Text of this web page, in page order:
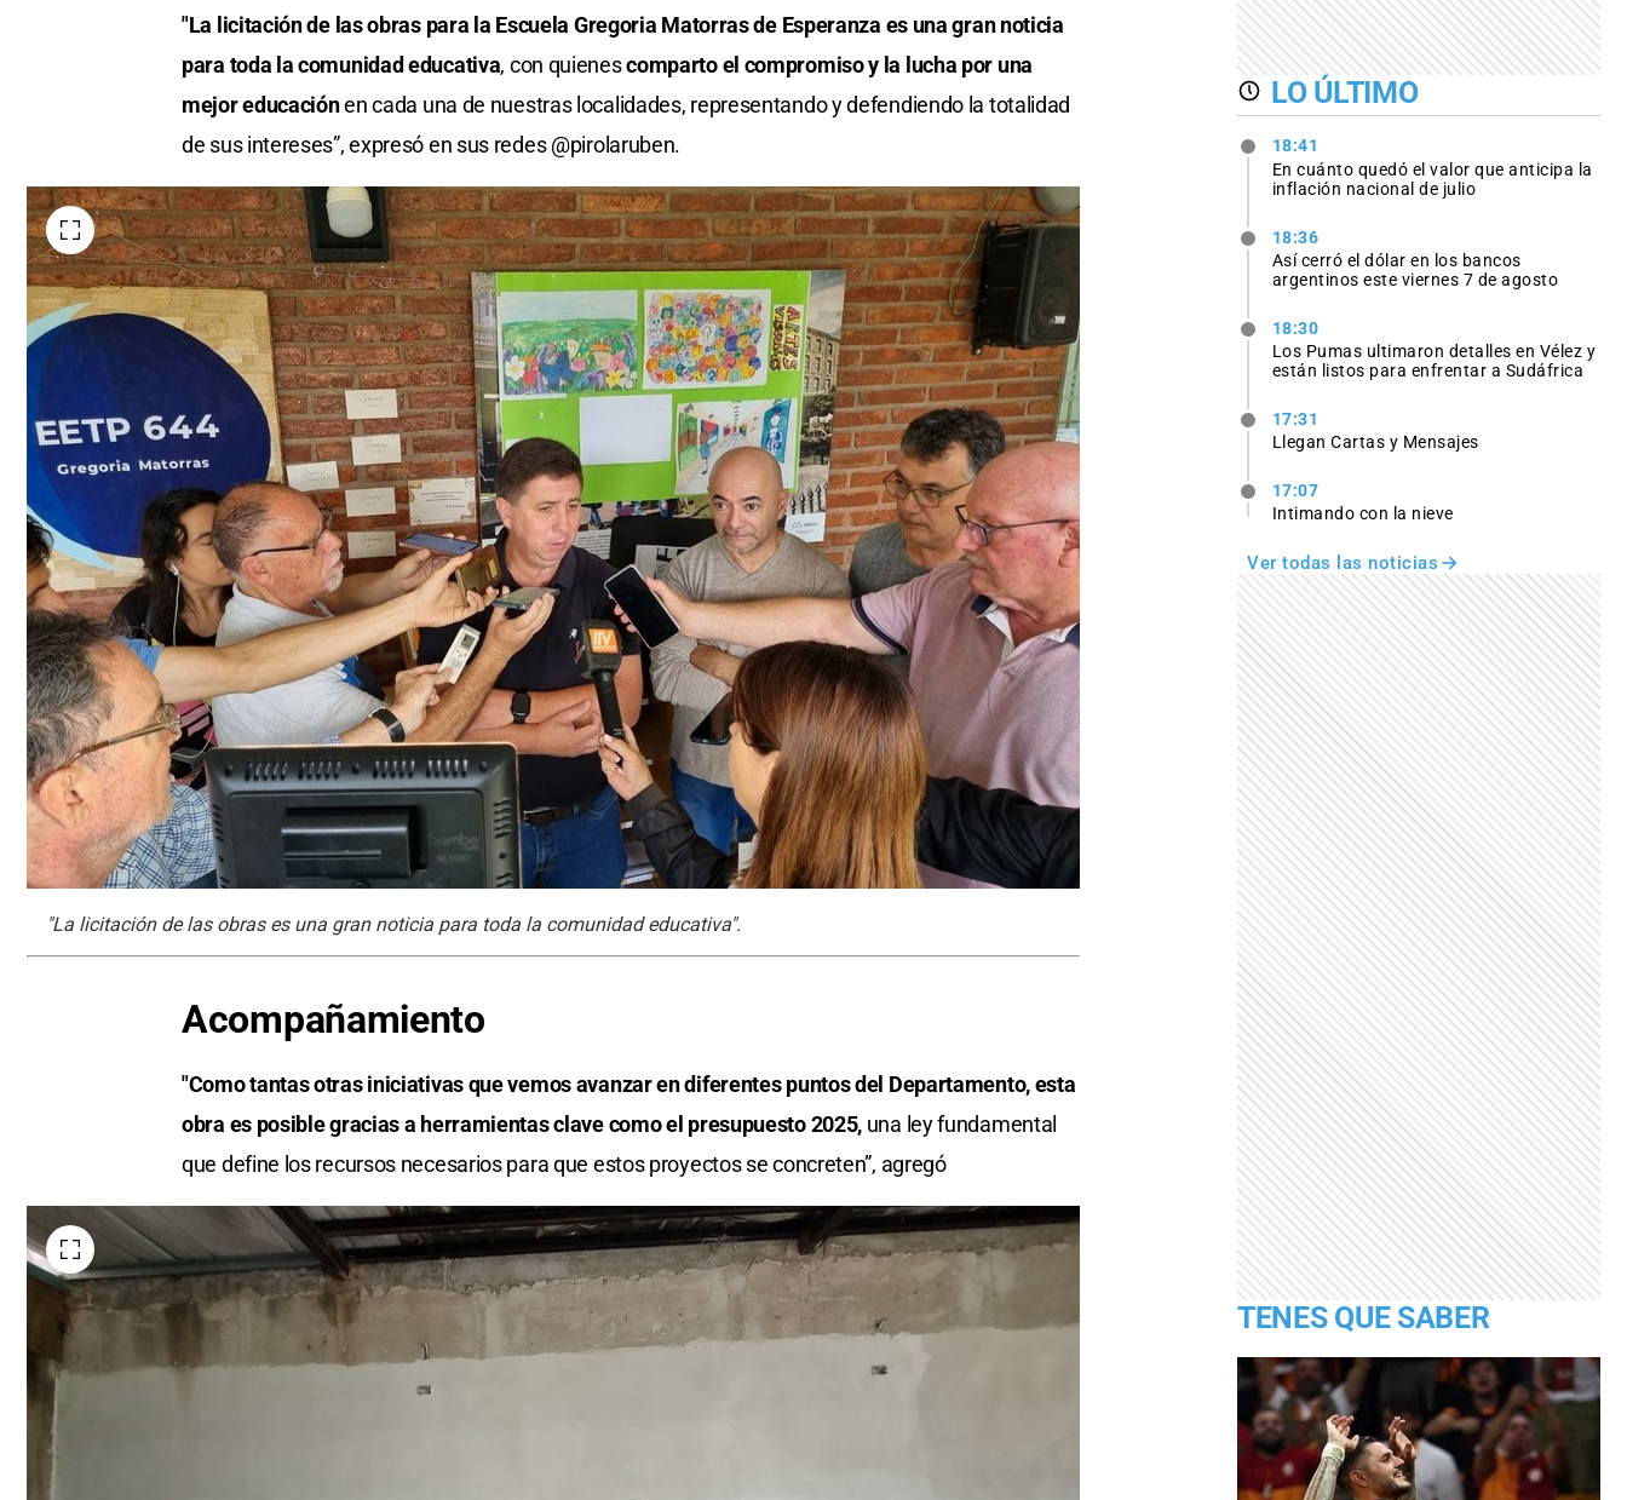
"La licitación de las obras para la Escuela Gregoria Matorras de Esperanza es una gran noticia
para toda la comunidad educativa, con quienescomparto el compromiso y la lucha por una
mejor educaciónen cada una de nuestras localidades, representando y defendiendo la totalidad
de sus intereses”, expresó en sus redes @pirolaruben.
"La licitación de las obras es una gran noticia para toda la comunidad educativa".
Acompañamiento
"Como tantas otras iniciativas que vemos avanzar en diferentes puntos del Departamento, esta
obra es posible gracias a herramientas clave como el presupuesto 2025, una ley fundamental
que define los recursos necesarios para que estos proyectos se concreten”, agregó
LO ÚLTIMO
18:41
En cuánto quedó el valor que anticipa la
inflación nacional de julio
18:36
Así cerró el dólar en los bancos
argentinos este viernes 7 de agosto
18:30
Los Pumas ultimaron detalles en Vélez y
están listos para enfrentar a Sudáfrica
17:31
Llegan Cartas y Mensajes
17:07
Intimando con la nieve
Ver todas las noticias
TENES QUE SABER